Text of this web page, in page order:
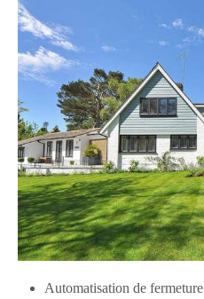
Automatisation de fermeture